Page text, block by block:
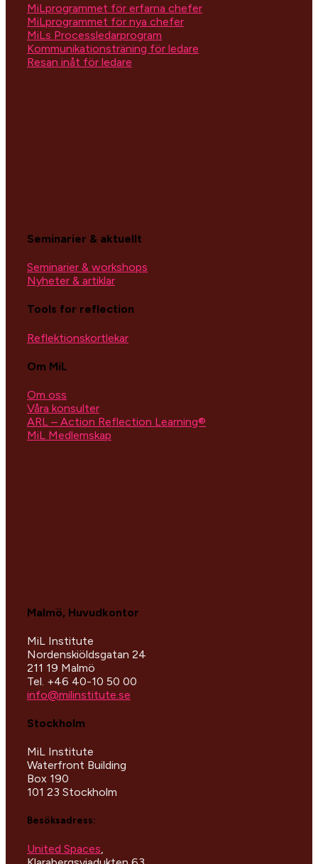
MiLprogrammet för erfarna chefer
MiLprogrammet för nya chefer
MiLs Processledarprogram
Kommunikationsträning för ledare
Resan inåt för ledare
Seminarier & aktuellt
Seminarier & workshops
Nyheter & artiklar
Tools for reflection
Reflektionskortlekar
Om MiL
Om oss
Våra konsulter
ARL – Action Reflection Learning®
MiL Medlemskap
Malmö, Huvudkontor
MiL Institute
Nordenskiöldsgatan 24
211 19 Malmö
Tel. +46 40-10 50 00
info@milinstitute.se
Stockholm
MiL Institute
Waterfront Building
Box 190
101 23 Stockholm
Besöksadress:
United Spaces